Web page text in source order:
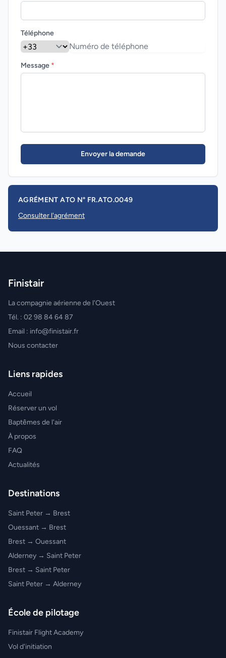
Téléphone
Message *
Envoyer la demande
AGRÉMENT ATO N° FR.ATO.0049
Consulter l'agrément
Finistair
La compagnie aérienne de l'Ouest
Tél. : 02 98 84 64 87
Email : info@finistair.fr
Nous contacter
Liens rapides
Accueil
Réserver un vol
Baptêmes de l'air
À propos
FAQ
Actualités
Destinations
Saint Peter → Brest
Ouessant → Brest
Brest → Ouessant
Alderney → Saint Peter
Brest → Saint Peter
Saint Peter → Alderney
École de pilotage
Finistair Flight Academy
Vol d'initiation